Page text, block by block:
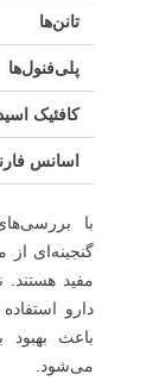
تانن‌ها
پلی‌فنول‌ها
کافئیک
اسانس
با
گنجینه‌ای
مفید
دارو
باعث
می‌شود.